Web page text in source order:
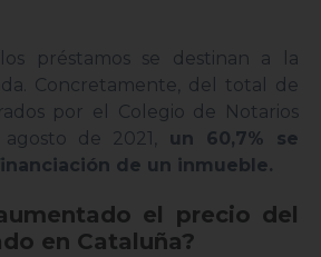
préstamos se destinan a la
Concretamente, del total de
por el Colegio de Notarios
de 2021, un 60,7% se
de un inmueble.
el precio del
en Cataluña?